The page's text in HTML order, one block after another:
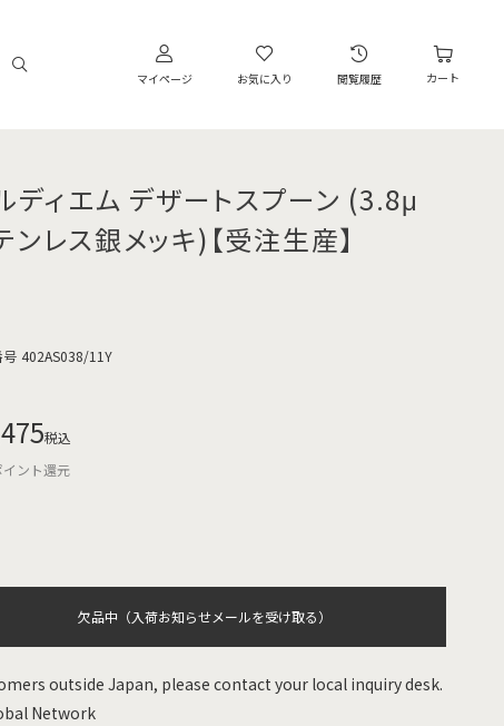
マイページ お気に入り 閲覧履歴 カート
ディエム デザートスプーン (3.8μ
ンレス銀メッキ)【受注生産】
号 402AS038/11Y
税込
イント還元
欠品中（入荷お知らせメールを受け取る）
outside Japan, please contact your local inquiry desk.
Network